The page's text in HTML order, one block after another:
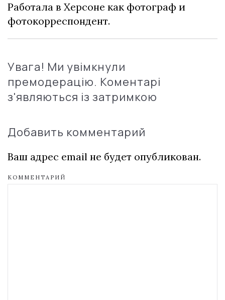
Работала в Херсоне как фотограф и
фотокорреспондент.
Увага! Ми увімкнули
премодерацію. Коментарі
з'являються із затримкою
Добавить комментарий
Ваш адрес email не будет опубликован.
КОММЕНТАРИЙ